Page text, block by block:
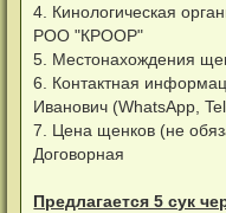
4. Кинологическая
РОО "КРООР"
5. Местонахождения
6. Контактная
Иванович (WhatsApp,
7. Цена щенков (не
Договорная
Предлагается 5 сук